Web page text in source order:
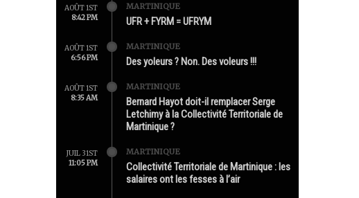
AOÛT 1ST
8:42 PM
MARTINIQUE
UFR + FYRM = UFRYM
AOÛT 1ST
6:56 PM
MARTINIQUE
Des yoleurs ? Non. Des voleurs !!!
AOÛT 1ST
8:35 AM
MARTINIQUE
Bernard Hayot doit-il remplacer Serge
Letchimy à la Collectivité Territoriale de
Martinique ?
JUIL 31ST
11:05 PM
MARTINIQUE
Collectivité Territoriale de Martinique : les
salaires ont les fesses à l’air